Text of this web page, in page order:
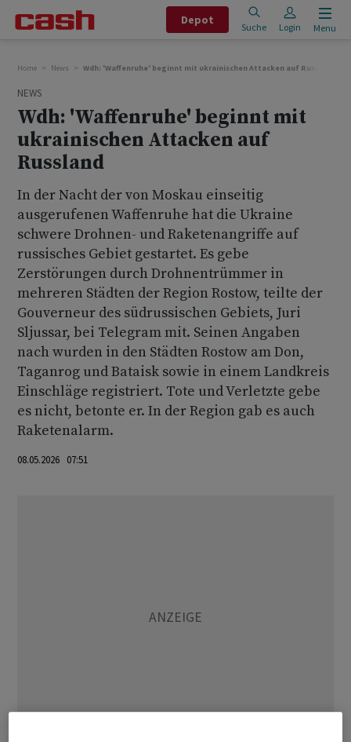
Depot
Suche Login Menu
Home News Wdh: 'Waffenruhe' beginnt mit ukrainischen Attacken auf Russland
NEWS
Wdh: 'Waffenruhe' beginnt mit
ukrainischen Attacken auf
Russland
In der Nacht der von Moskau einseitig
ausgerufenen Waffenruhe hat die Ukraine
schwere Drohnen- und Raketenangriffe auf
russisches Gebiet gestartet. Es gebe
Zerstörungen durch Drohnentrümmer in
mehreren Städten der Region Rostow, teilte der
Gouverneur des südrussischen Gebiets, Juri
Sljussar, bei Telegram mit. Seinen Angaben
nach wurden in den Städten Rostow am Don,
Taganrog und Bataisk sowie in einem Landkreis
Einschläge registriert. Tote und Verletzte gebe
es nicht, betonte er. In der Region gab es auch
Raketenalarm.
08.05.2026 07:51